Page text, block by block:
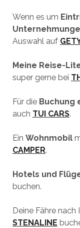
Wenn es um
Auswahl auf
Meine Reise-
super gerne bei
Für die Buchung
auch TUI CARS.
Ein Wohnmobil
CAMPER.
Hotels und
buchen.
Deine Fähre
STENALINE